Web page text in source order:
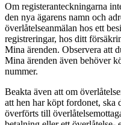
Om registeranteckningarna
den nya ägarens namn och
överlåtelseanmälan hos ett
registreringar, hos ditt
Mina ärenden. Observera att
Mina ärenden även behöver
nummer.
Beakta även att om
att hen har köpt fordonet, ska
överförts till